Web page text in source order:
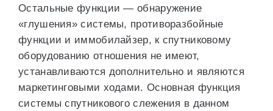
Остальные функции — обнаружение
«глушения» системы, противоразбойные
функции и иммобилайзер, к спутниковому
оборудованию отношения не имеют,
устанавливаются дополнительно и являются
маркетинговыми ходами. Основная функция
системы спутникового слежения в данном